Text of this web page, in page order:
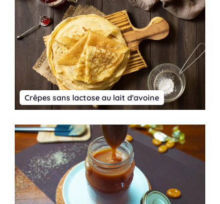
Crêpes sans lactose au lait d'avoine